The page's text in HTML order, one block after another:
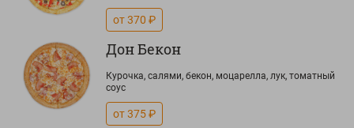
от 370 ₽
Дон Бекон
Курочка, салями, бекон, моцарелла, лук, томатный
соус
от 375 ₽